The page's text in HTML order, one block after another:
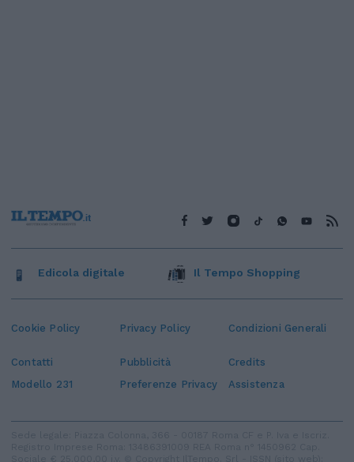
Cookie Policy Privacy Policy Condizioni Generali
Contatti Pubblicità
Credits
Modello 231
Preferenze Privacy Assistenza
Edicola digitale Il Tempo Shopping